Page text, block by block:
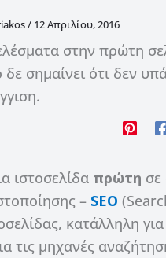
/ 12 Απριλίου, 2016
στην πρώτη
σημαίνει ότι δεν
ιστοσελίδα πρώτη σε
– SEO
κατάλληλη
τις μηχανές